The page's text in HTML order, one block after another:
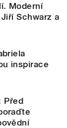
Moderní
Schwarz a
inspirace
Před